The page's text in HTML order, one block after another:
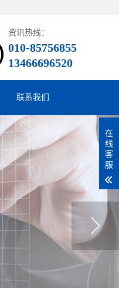
资讯热线：
010-85756855
13466696520
联系我们
在
线
客
服